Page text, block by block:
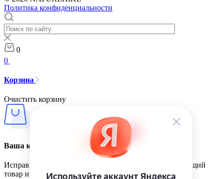
Политика конфиденциальности
0
0
Корзина
Очистить корзину
Ваша корзина пуста
Исправить это просто: выберите в каталоге интересующий
товар и нажмите кнопку «В корзину»